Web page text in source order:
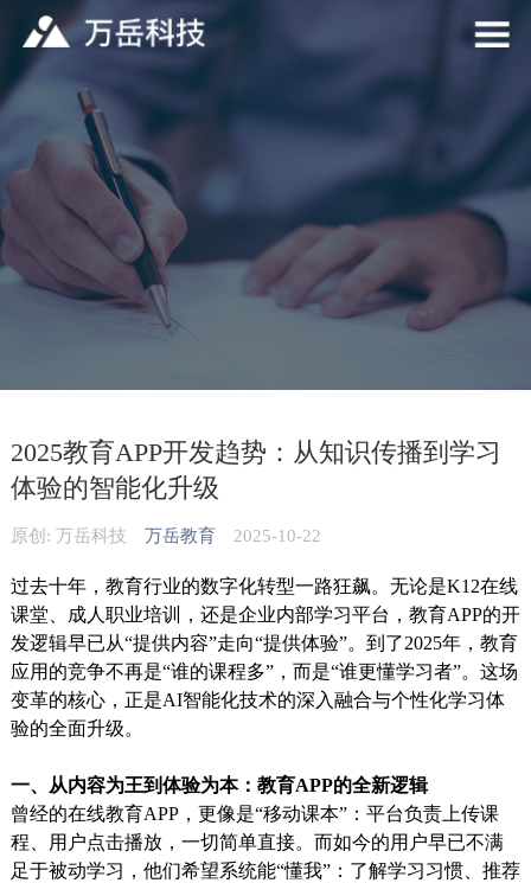
2025教育APP开发趋势：从知识传播到学习
体验的智能化升级
原创: 万岳科技 万岳教育2025-10-22
过去十年，教育行业的数字化转型一路狂飙。无论是K12在线
课堂、成人职业培训，还是企业内部学习平台，教育APP的开
发逻辑早已从“提供内容”走向“提供体验”。到了2025年，教育
应用的竞争不再是“谁的课程多”，而是“谁更懂学习者”。这场
变革的核心，正是AI智能化技术的深入融合与个性化学习体
验的全面升级。
一、从内容为王到体验为本：教育APP的全新逻辑
曾经的在线教育APP，更像是“移动课本”：平台负责上传课
程、用户点击播放，一切简单直接。而如今的用户早已不满
足于被动学习，他们希望系统能“懂我”：了解学习习惯、推荐